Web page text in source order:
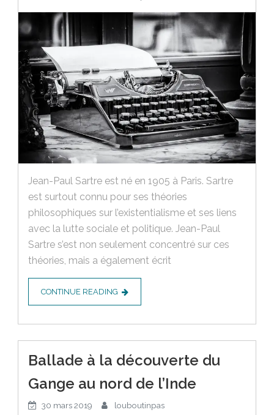
Jean-Paul Sartre est né en 1905 à Paris. Sartre
est surtout connu pour ses théories
philosophiques sur l’existentialisme et ses liens
avec la lutte sociale et politique. Jean-Paul
Sartre s’est non seulement concentré sur ces
théories, mais a également écrit
CONTINUE READING
Ballade à la découverte du
Gange au nord de l’Inde
30 mars 2019 louboutinpas